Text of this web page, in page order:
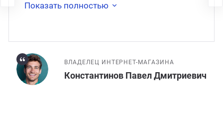
Показать полностью
ВЛАДЕЛЕЦ ИНТЕРНЕТ-МАГАЗИНА
Константинов Павел Дмитриевич